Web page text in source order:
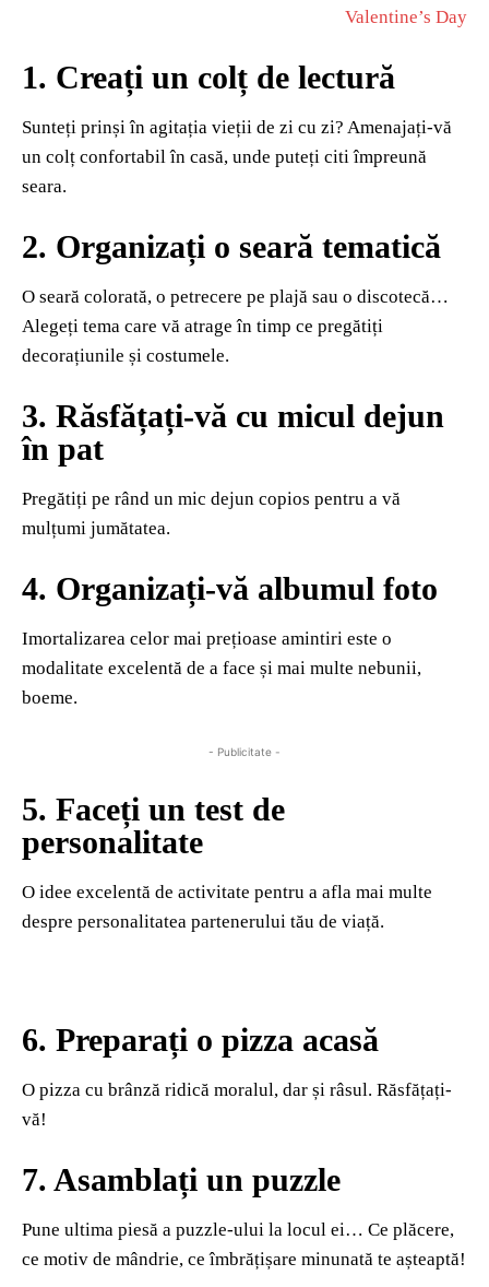
Valentine’s Day
1. Creați un colț de lectură
Sunteți prinși în agitația vieții de zi cu zi? Amenajați-vă
un colț confortabil în casă, unde puteți citi împreună
seara.
2. Organizați o seară tematică
O seară colorată, o petrecere pe plajă sau o discotecă…
Alegeți tema care vă atrage în timp ce pregătiți
decorațiunile și costumele.
3. Răsfățați-vă cu micul dejun
în pat
Pregătiți pe rând un mic dejun copios pentru a vă
mulțumi jumătatea.
4. Organizați-vă albumul foto
Imortalizarea celor mai prețioase amintiri este o
modalitate excelentă de a face și mai multe nebunii,
boeme.
- Publicitate -
5. Faceți un test de
personalitate
O idee excelentă de activitate pentru a afla mai multe
despre personalitatea partenerului tău de viață.
6. Preparați o pizza acasă
O pizza cu brânză ridică moralul, dar și râsul. Răsfățați-
vă!
7. Asamblați un puzzle
Pune ultima piesă a puzzle-ului la locul ei… Ce plăcere,
ce motiv de mândrie, ce îmbrățișare minunată te așteaptă!